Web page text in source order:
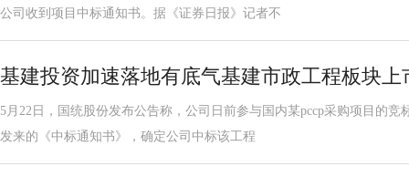
公司收到项目中标通知书。据《证券日报》记者不
基建投资加速落地有底气基建市政工程板块
5月22日，国统股份发布公告称，公司日前参与国内某pccp采购项目的
发来的《中标通知书》，确定公司中标该工程